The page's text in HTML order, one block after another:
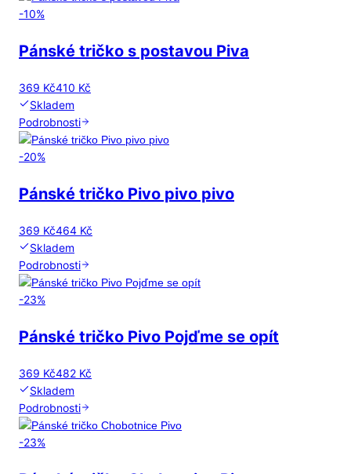
-10%
Pánské tričko s postavou Piva
369 Kč410 Kč
Skladem
Podrobnosti
-20%
Pánské tričko Pivo pivo pivo
369 Kč464 Kč
Skladem
Podrobnosti
-23%
Pánské tričko Pivo Pojďme se opít
369 Kč482 Kč
Skladem
Podrobnosti
-23%